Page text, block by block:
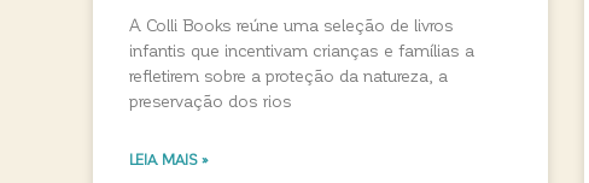
A Colli Books reúne uma seleção de livros
infantis que incentivam crianças e famílias a
refletirem sobre a proteção da natureza, a
preservação dos rios
LEIA MAIS »